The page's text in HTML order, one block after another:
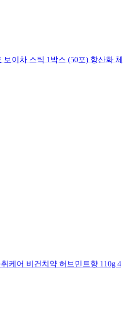
이차 스틱 1박스 (50포) 항산화 체
케어 비건치약 허브민트향 110g 4